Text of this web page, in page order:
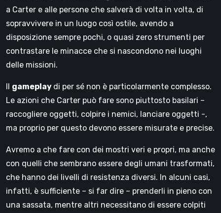
a Carter e alle persone che salverà di volta in volta, di
sopravvivere in un luogo così ostile, avendo a
disposizione sempre pochi, o quasi zero strumenti per
contrastare le minacce che si nascondono nei luoghi
delle missioni.
gameplay di per sé non è particolarmente complesso.
Le azioni che Carter può fare sono piuttosto basilari –
raccogliere oggetti, colpire i nemici, lanciare oggetti -,
ma proprio per questo devono essere misurate e precise.
Avremo a che fare con dei mostri veri e propri, ma anche
con quelli che sembrano essere degli umani trasformati,
che hanno dei livelli di resistenza diversi. In alcuni casi,
infatti, è sufficiente – si far dire – prenderli in pieno con
una sassata, mentre altri necessitano di essere colpiti